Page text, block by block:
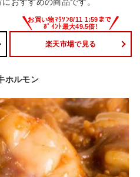
楽天市場で見る
ホルモン